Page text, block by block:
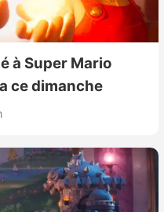
à Super Mario
ce dimanche